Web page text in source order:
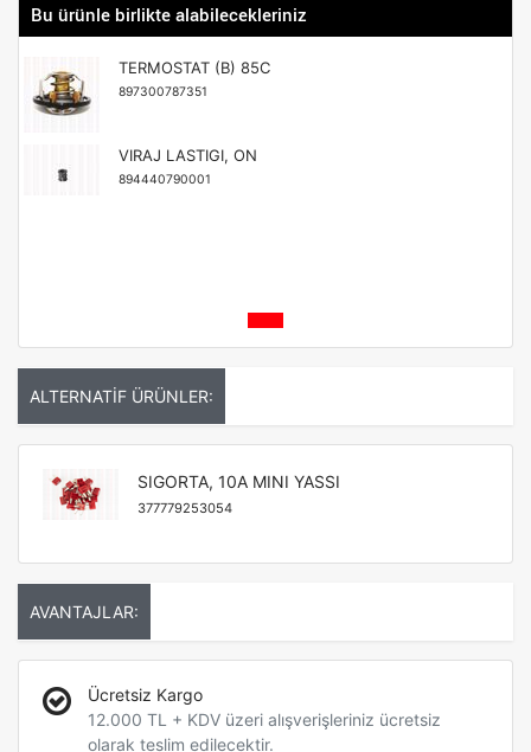
Bu ürünle birlikte alabilecekleriniz
TERMOSTAT (B) 85C
897300787351
VIRAJ LASTIGI, ON
894440790001
ALTERNATİF ÜRÜNLER:
SIGORTA, 10A MINI YASSI
377779253054
AVANTAJLAR:
Ücretsiz Kargo
12.000 TL + KDV üzeri alışverişleriniz ücretsiz
olarak teslim edilecektir.